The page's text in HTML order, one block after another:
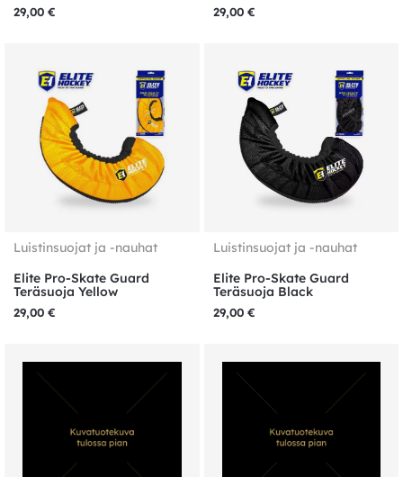
29,00 € 29,00 €
Luistinsuojat ja -nauhat
Elite Pro-Skate Guard
Teräsuoja Yellow
29,00 €
Luistinsuojat ja -nauhat
Elite Pro-Skate Guard
Teräsuoja Black
29,00 €